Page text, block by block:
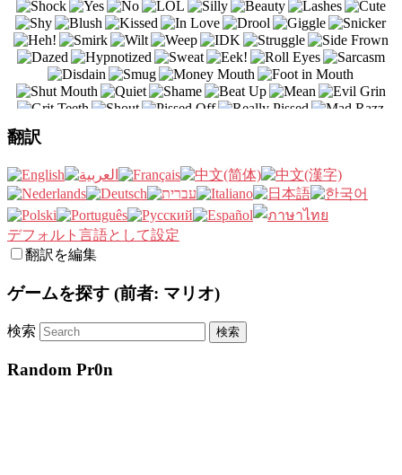
翻訳
デフォルト言語として設定
翻訳を編集
ゲームを探す (前者: マリオ)
検索
Random Pr0n